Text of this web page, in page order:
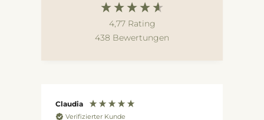
4,77 Rating
438 Bewertungen
Claudia
Verifizierter Kunde